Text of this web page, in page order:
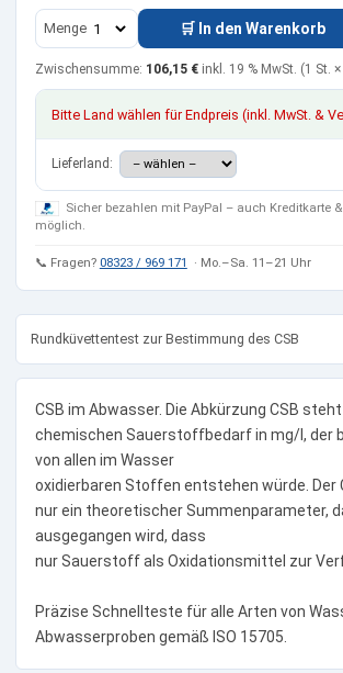
Menge 🛒 In den Warenkorb
Zwischensumme: 106,15 € inkl. 19 % MwSt. (1 St. ×
Bitte Land wählen für Endpreis (inkl. MwSt. &
Lieferland:
Sicher bezahlen mit PayPal – auch Kreditkarte
möglich.
📞 Fragen? 08323 / 969 171 · Mo.–Sa. 11–21 Uhr
Rundküvettentest zur Bestimmung des CSB
CSB im Abwasser. Die Abkürzung CSB
chemischen Sauerstoffbedarf in mg/l, der
von allen im Wasser
oxidierbaren Stoffen entstehen würde. Der
nur ein theoretischer Summenparameter,
ausgegangen wird, dass
nur Sauerstoff als Oxidationsmittel zur
Präzise Schnellteste für alle Arten von
Abwasserproben gemäß ISO 15705.